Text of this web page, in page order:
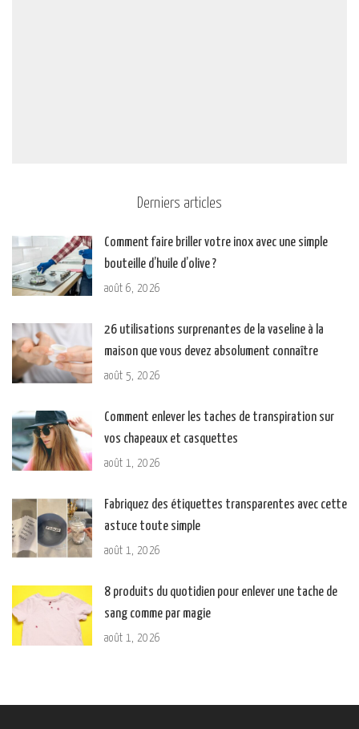
Derniers articles
Comment faire briller votre inox avec une simple
bouteille d’huile d’olive ?
août 6, 2026
26 utilisations surprenantes de la vaseline à la
maison que vous devez absolument connaître
août 5, 2026
Comment enlever les taches de transpiration sur
vos chapeaux et casquettes
août 1, 2026
Fabriquez des étiquettes transparentes avec cette
astuce toute simple
août 1, 2026
8 produits du quotidien pour enlever une tache de
sang comme par magie
août 1, 2026